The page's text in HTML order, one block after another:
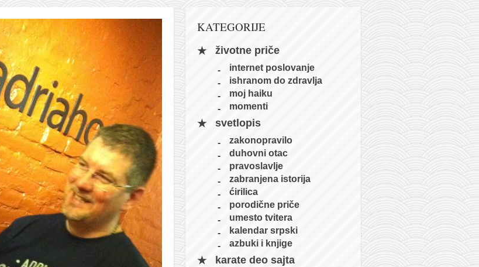
KATEGORIJE
životne priče
internet poslovanje
ishranom do zdravlja
moj haiku
momenti
svetlopis
zakonopravilo
duhovni otac
pravoslavlje
zabranjena istorija
ćirilica
porodične priče
umesto tvitera
kalendar srpski
azbuki i knjige
karate deo sajta